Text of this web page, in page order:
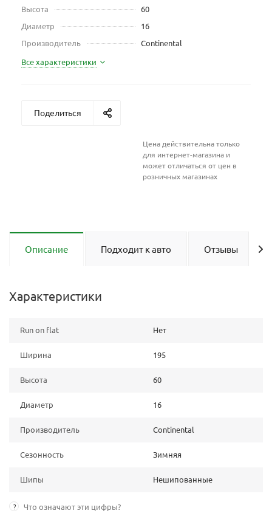
Высота
60
Диаметр
16
Производитель
Continental
Все характеристики
Поделиться
Цена действительна только
для интернет-магазина и
может отличаться от цен в
розничных магазинах
Описание Подходит к авто Отзывы
Характеристики
Run on flat Нет
Ширина 195
Высота 60
Диаметр 16
Производитель Continental
Сезонность Зимняя
Шипы Нешипованные
? Что означают эти цифры?